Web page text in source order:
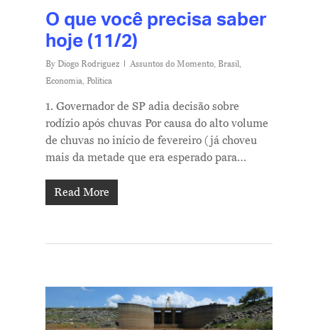
O que você precisa saber
hoje (11/2)
By Diogo Rodriguez Assuntos do Momento, Brasil,
Economia, Política
1. Governador de SP adia decisão sobre
rodízio após chuvas Por causa do alto volume
de chuvas no início de fevereiro (já choveu
mais da metade que era esperado para…
Read More